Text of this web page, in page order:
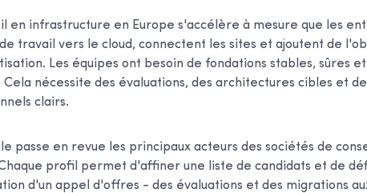
en infrastructure en Europe s'accélère à mesure que les
travail vers le cloud, connectent les sites et ajoutent de
Les équipes ont besoin de fondations stables, sûres
Cela nécessite des évaluations, des architectures cibles et
clairs.
passe en revue les principaux acteurs des sociétés de
profil permet d'affiner une liste de candidats et de
d'un appel d'offres - des évaluations et des migrations